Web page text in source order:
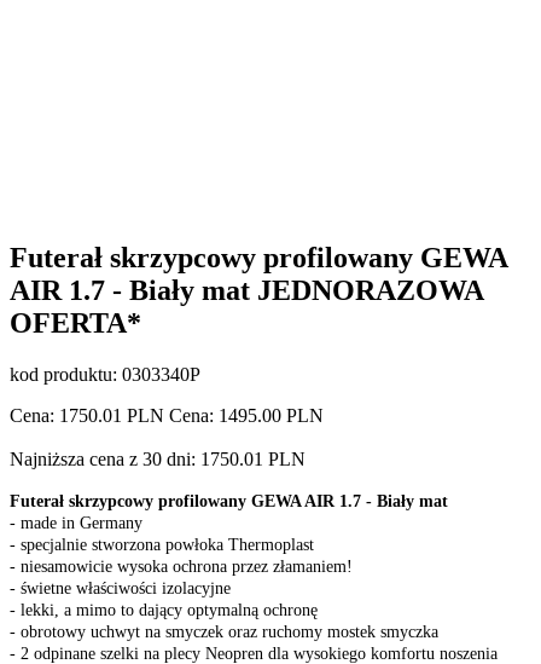
Futerał skrzypcowy profilowany GEWA
AIR 1.7 - Biały mat JEDNORAZOWA
OFERTA*
kod produktu: 0303340P
Cena: 1750.01 PLN Cena: 1495.00 PLN
Najniższa cena z 30 dni: 1750.01 PLN
Futerał skrzypcowy profilowany GEWA AIR 1.7 - Biały mat
- made in Germany
- specjalnie stworzona powłoka Thermoplast
- niesamowicie wysoka ochrona przez złamaniem!
- świetne właściwości izolacyjne
- lekki, a mimo to dający optymalną ochronę
- obrotowy uchwyt na smyczek oraz ruchomy mostek smyczka
- 2 odpinane szelki na plecy Neopren dla wysokiego komfortu noszenia